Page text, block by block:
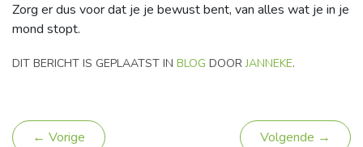
Zorg er dus voor dat je je bewust bent, van alles wat je in je
mond stopt.
DIT BERICHT IS GEPLAATST IN BLOG DOORJANNEKE.
← Vorige Volgende →